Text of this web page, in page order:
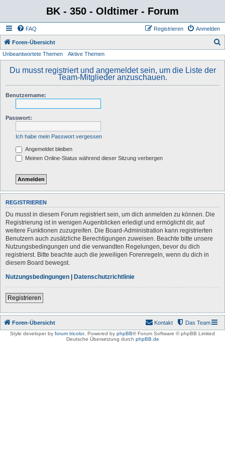
BK - 350 - Oldtimer - Forum
FAQ Anmelden
Registrieren
Foren-Übersicht
Unbeantwortete Themen Aktive Themen
Du musst registriert und angemeldet sein, um die Liste der
Team-Mitglieder anzuschauen.
Benutzername:
Passwort:
Ich habe mein Passwort vergessen
Angemeldet bleiben
Meinen Online-Status während dieser Sitzung verbergen
REGISTRIEREN
Du musst in diesem Forum registriert sein, um dich anmelden zu können. Die
Registrierung ist in wenigen Augenblicken erledigt und ermöglicht dir, auf
weitere Funktionen zuzugreifen. Die Board-Administration kann registrierten
Benutzern auch zusätzliche Berechtigungen zuweisen. Beachte bitte unsere
Nutzungsbedingungen und die verwandten Regelungen, bevor du dich
registrierst. Bitte beachte auch die jeweiligen Forenregeln, wenn du dich in
diesem Board bewegst.
Nutzungsbedingungen | Datenschutzrichtlinie
Registrieren
Foren-Übersicht Das Team
Kontakt
Style developer by forum tricolor, Powered by phpBB® Forum Software © phpBB Limited
Deutsche Übersetzung durch phpBB.de